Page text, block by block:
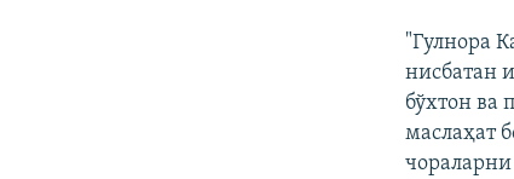
"Гулнора
нисбатан
бўхтон ва
маслаҳат